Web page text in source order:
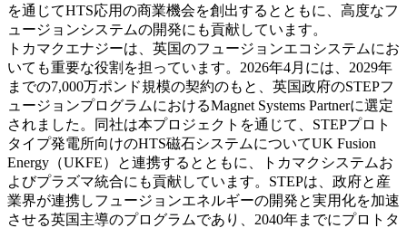
を通じてHTS応用の商業機会を創出するとともに、高度なフ
ュージョンシステムの開発にも貢献しています。
トカマクエナジーは、英国のフュージョンエコシステムにお
いても重要な役割を担っています。2026年4月には、2029年
までの7,000万ポンド規模の契約のもと、英国政府のSTEPフ
ュージョンプログラムにおけるMagnet Systems Partnerに選定
されました。同社は本プロジェクトを通じて、STEPプロト
タイプ発電所向けのHTS磁石システムについてUK Fusion
Energy（UKFE）と連携するとともに、トカマクシステムお
よびプラズマ統合にも貢献しています。STEPは、政府と産
業界が連携しフュージョンエネルギーの開発と実用化を加速
させる英国主導のプログラムであり、2040年までにプロトタ